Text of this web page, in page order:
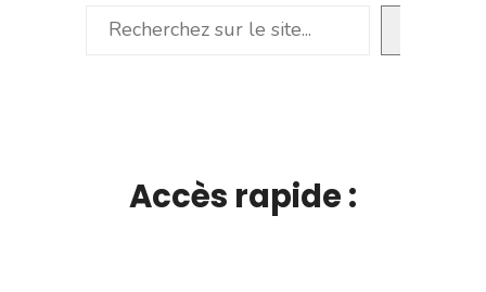
Rechercher
Accès rapide :